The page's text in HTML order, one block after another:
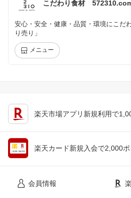
こだわり食材
安心・安全・健康・品質・環境にこだ
り売り」
メニュー
楽天市場アプリ新規利用で
楽天カード新規入会で2,000ポ
会員情報